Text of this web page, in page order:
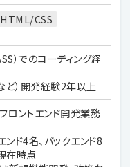
HTML/CSS
）でのコーディング経
ど）開発経験2年以上
ロントエンド開発業務
ンド4名、バックエンド8
在時点